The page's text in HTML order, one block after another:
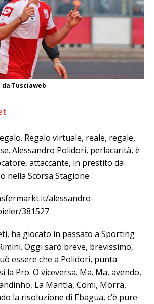
Tusciaweb
Regalo virtuale, reale, regale,
Alessandro Polidori, perlacarità, è
attaccante, in prestito da
nella Scorsa Stagione
alessandro-
381527
ha giocato in passato a Sporting
Oggi sarò breve, brevissimo,
essere che a Polidori, punta
la Pro. O viceversa. Ma. Ma, avendo,
La Mantia, Comi, Morra,
la risoluzione di Ebagua, c’è pure